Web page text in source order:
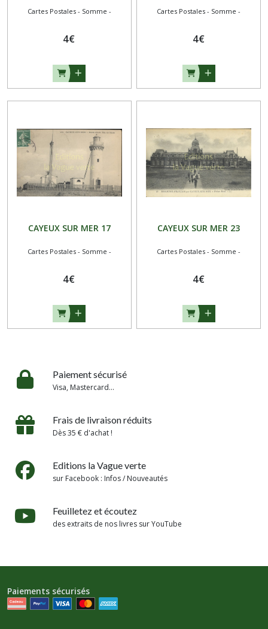
Cartes Postales - Somme -
4€
Cartes Postales - Somme -
4€
CAYEUX SUR MER 17
Cartes Postales - Somme -
4€
CAYEUX SUR MER 23
Cartes Postales - Somme -
4€
Paiement sécurisé
Visa, Mastercard...
Frais de livraison réduits
Dès 35 € d'achat !
Editions la Vague verte
sur Facebook : Infos / Nouveautés
Feuilletez et écoutez
des extraits de nos livres sur YouTube
Paiements sécurisés